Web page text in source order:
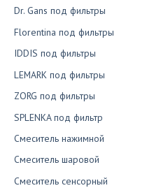
Dr. Gans под фильтры
Florentina под фильтры
IDDIS под фильтры
LEMARK под фильтры
ZORG под фильтры
SPLENKA под фильтр
Смеситель нажимной
Смеситель шаровой
Смеситель сенсорный